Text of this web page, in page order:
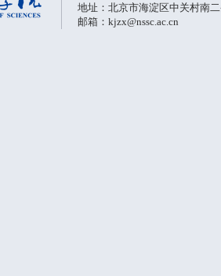
地址：北京市海淀区中关村南
邮箱：kjzx@nssc.ac.cn